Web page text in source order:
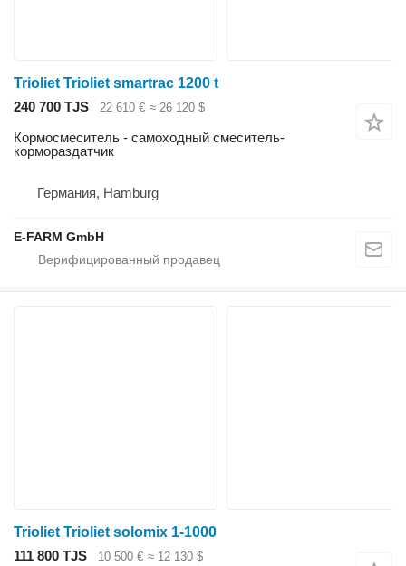
Trioliet Trioliet smartrac 1200 t
240 700 TJS
22 610 € ≈ 26 120 $
Кормосмеситель - самоходный смеситель-
кормораздатчик
Германия, Hamburg
E-FARM GmbH
Trioliet Trioliet solomix 1-1000
111 800 TJS
10 500 € ≈ 12 130 $